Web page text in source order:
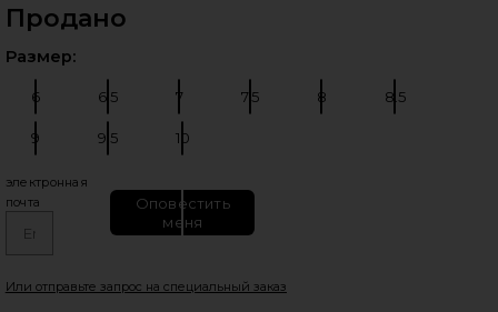
слайды
Продано
Размер:
Размер:
6 6.5 Размер:
7 Размер:
7.5 Размер:
8 8.5
Размер:
9 Размер:
9.5 10
электронная
почта
Оповестить
меня
Или отправьте запрос на специальный заказ